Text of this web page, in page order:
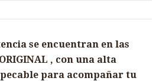
se encuentran en las
, con una alta
para acompañar tu